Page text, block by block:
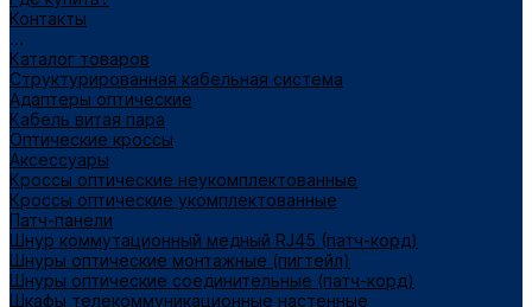
Контакты
...
Каталог товаров
Структурированная кабельная система
Адаптеры оптические
Кабель витая пара
Оптические кроссы
Аксессуары
Кроссы оптические неукомплектованные
Кроссы оптические укомплектованные
Патч-панели
Шнур коммутационный медный RJ45 (патч-корд)
Шнуры оптические монтажные (пигтейл)
Шнуры оптические соединительные (патч-корд)
Шкафы телекоммуникационные настенные